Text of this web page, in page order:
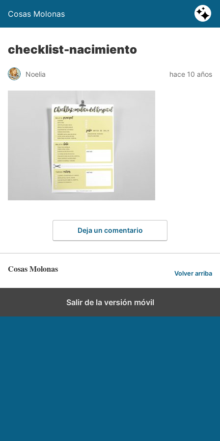
Cosas Molonas
checklist-nacimiento
Noelia hace 10 años
Deja un comentario
Cosas Molonas Volver arriba
Salir de la versión móvil